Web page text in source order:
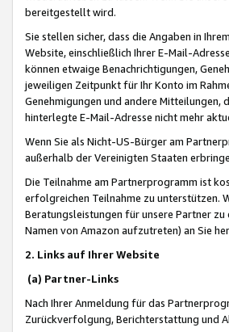
bereitgestellt wird.
Sie stellen sicher, dass die Angaben in
Website, einschließlich Ihrer E-Mail-
können etwaige Benachrichtigungen,
jeweiligen Zeitpunkt für Ihr Konto im
Genehmigungen und andere Mitteilungen,
hinterlegte E-Mail-Adresse nicht mehr
Wenn Sie als Nicht-US-Bürger am
außerhalb der Vereinigten Staaten
Die Teilnahme am Partnerprogramm ist
erfolgreichen Teilnahme zu unterstützen.
Beratungsleistungen für unsere Partner
Namen von Amazon aufzutreten) an Sie
2. Links auf Ihrer Website
(a) Partner-Links
Nach Ihrer Anmeldung für das
Zurückverfolgung, Berichterstattung und